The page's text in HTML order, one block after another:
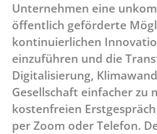
Unternehmen eine
öffentlich geförderte
kontinuierlichen
einzuführen und die
Digitalisierung,
Gesellschaft einfacher zu
kostenfreien
per Zoom oder Telefon.